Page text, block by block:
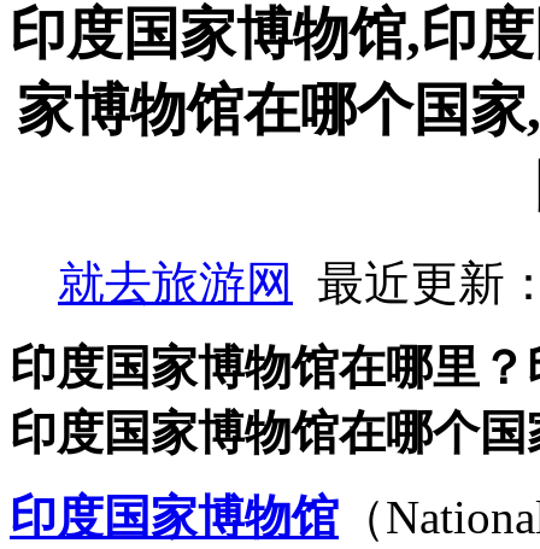
印度国家博物馆,印
家博物馆在哪个国
就去旅游网
最近更新
印度国家博物馆在哪里
印度国家博物馆在哪个国
印度国家博物馆 （